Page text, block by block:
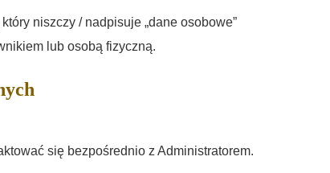
niszczy / nadpisuje „dane osobowe”
lub osobą fizyczną.
się bezpośrednio z Administratorem.